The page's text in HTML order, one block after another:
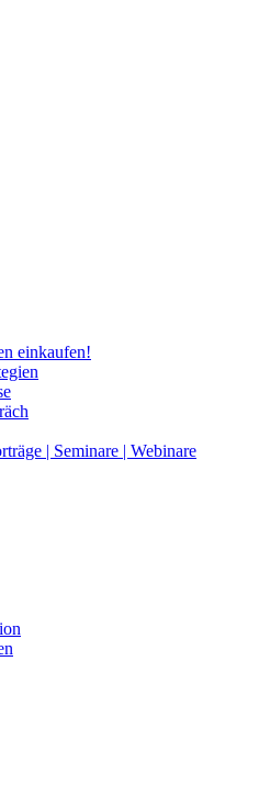
einkaufen!
| Seminare | Webinare